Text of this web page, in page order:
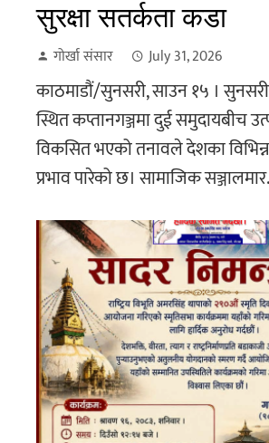
सुरक्षा सतर्कता कडा
गोर्खा संसार July 31, 2026
काठमाडौं/सुनसरी, साउन १५ ।
स्थित कप्तानगञ्जमा दुई समुदायबीच
विकसित भएको तनावले देशका
प्रभाव पारेको छ। सामाजिक